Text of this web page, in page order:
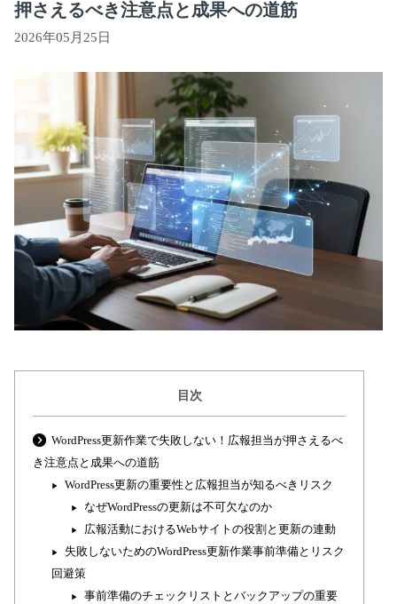
押さえるべき注意点と成果への道筋
2026年05月25日
目次
WordPress更新作業で失敗しない！広報担当が押さえるべ
き注意点と成果への道筋
WordPress更新の重要性と広報担当が知るべきリスク
なぜWordPressの更新は不可欠なのか
広報活動におけるWebサイトの役割と更新の連動
失敗しないためのWordPress更新作業事前準備とリスク
回避策
事前準備のチェックリストとバックアップの重要